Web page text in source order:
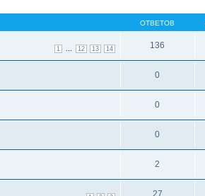
ОТВЕТОВ
1 12 13 14 136
0
0
0
2
27